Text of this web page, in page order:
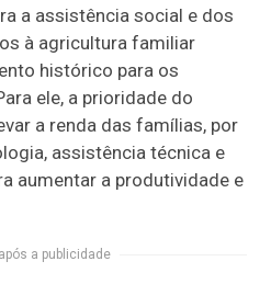
a assistência social e dos
à agricultura familiar
histórico para os
ele, a prioridade do
a renda das famílias, por
assistência técnica e
aumentar a produtividade e
a publicidade